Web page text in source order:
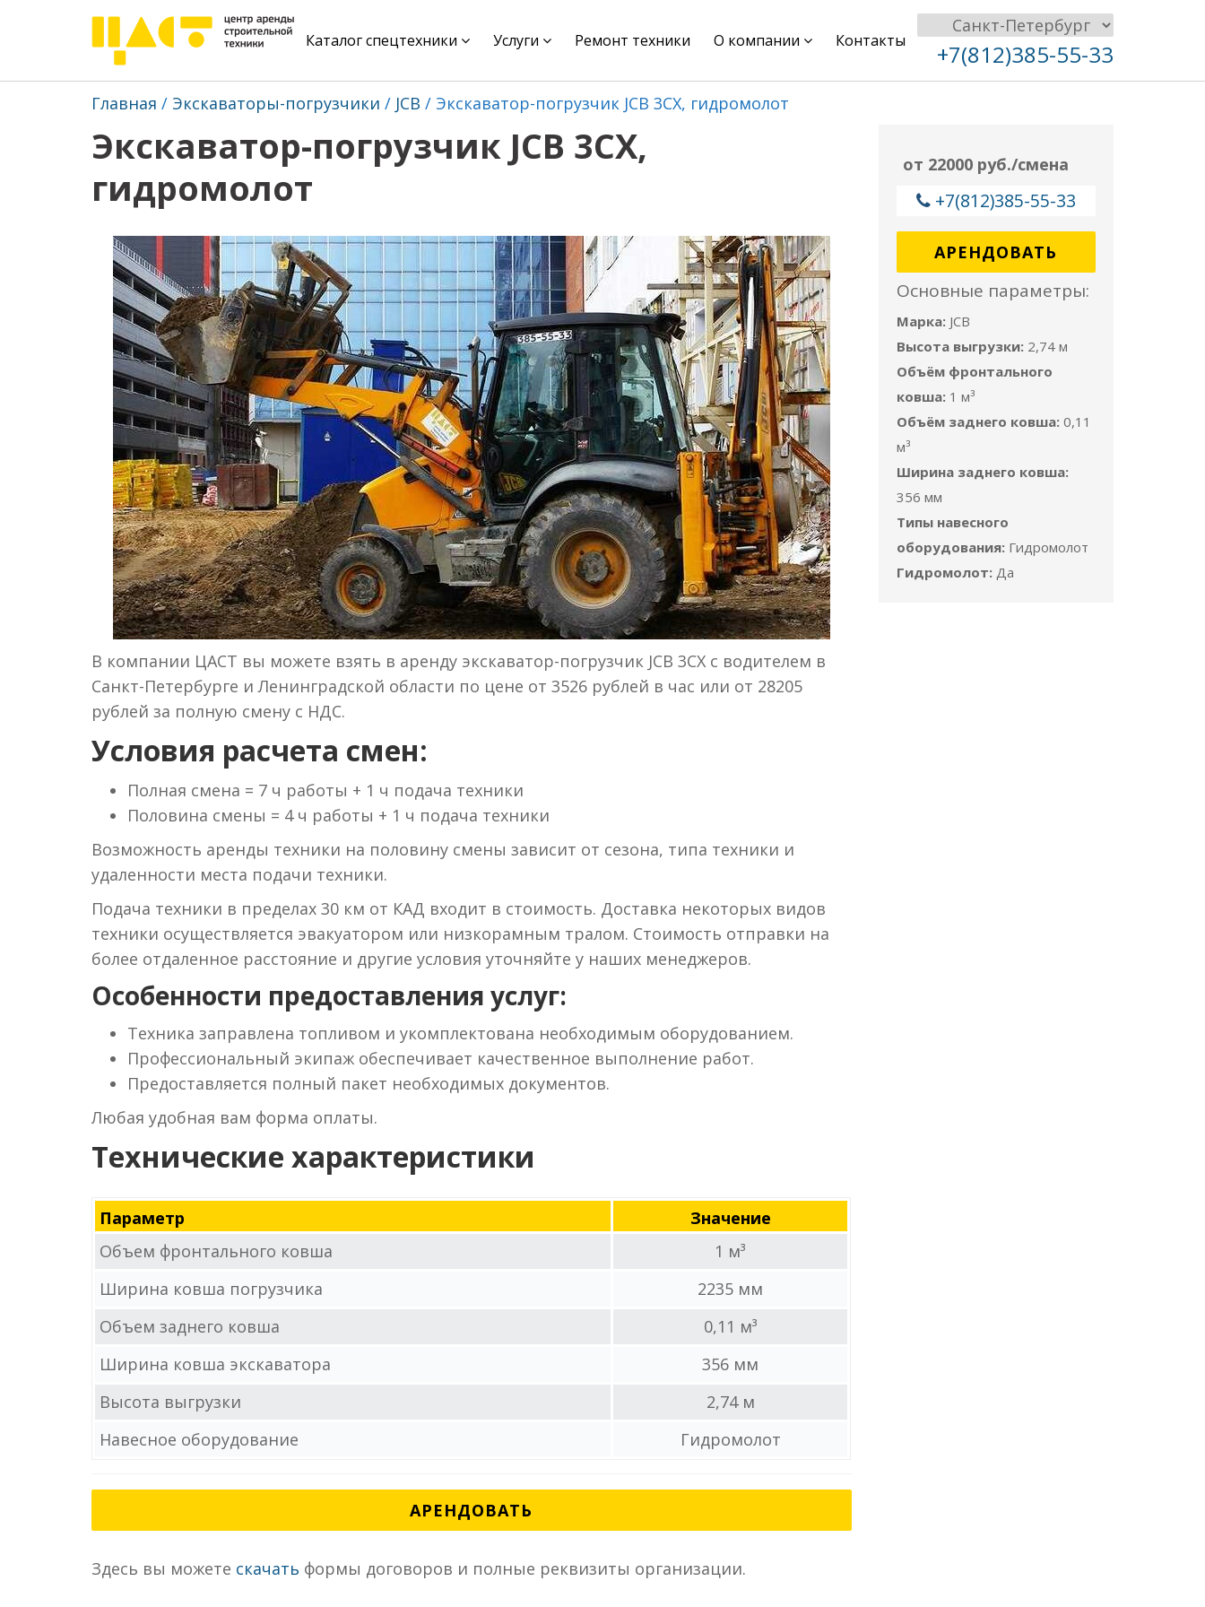
Каталог спецтехники Услуги Ремонт техники О компании Контакты +7(812)385-55-33
Главная Экскаваторы-погрузчики JCB Экскаватор-погрузчик JCB 3CX, гидромолот
Экскаватор-погрузчик JCB 3CX,
гидромолот
В компании ЦАСТ вы можете взять в аренду экскаватор-погрузчик JCB 3CX с водителем в
Санкт-Петербурге и Ленинградской области по цене от 3526 рублей в час или от 28205
рублей за полную смену с НДС.
Условия расчета смен:
Полная смена = 7 ч работы + 1 ч подача техники
Половина смены = 4 ч работы + 1 ч подача техники
Возможность аренды техники на половину смены зависит от сезона, типа техники и
удаленности места подачи техники.
Подача техники в пределах 30 км от КАД входит в стоимость. Доставка некоторых видов
техники осуществляется эвакуатором или низкорамным тралом. Стоимость отправки на
более отдаленное расстояние и другие условия уточняйте у наших менеджеров.
Особенности предоставления услуг:
Техника заправлена топливом и укомплектована необходимым оборудованием.
Профессиональный экипаж обеспечивает качественное выполнение работ.
Предоставляется полный пакет необходимых документов.
Любая удобная вам форма оплаты.
Технические характеристики
Параметр
Значение
Объем фронтального ковша
1 м³
Ширина ковша погрузчика
2235 мм
Объем заднего ковша
0,11 м³
Ширина ковша экскаватора
356 мм
Высота выгрузки
2,74 м
Навесное оборудование
Гидромолот
АРЕНДОВАТЬ
Здесь вы можете скачать формы договоров и полные реквизиты организации.
от 22000 руб./смена
+7(812)385-55-33
АРЕНДОВАТЬ
Основные параметры:
Марка: JCB
Высота выгрузки: 2,74 м
Объём фронтального
ковша: 1 м³
Объём заднего ковша: 0,11
м³
Ширина заднего ковша:
356 мм
Типы навесного
оборудования: Гидромолот
Гидромолот: Да